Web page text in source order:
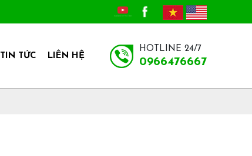
TIN TỨC LIÊN HỆ
HOTLINE 24/7
0966476667